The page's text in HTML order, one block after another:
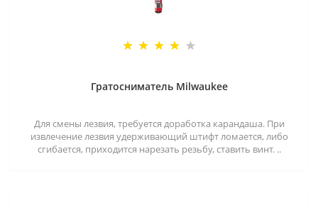
Гратосниматель Milwaukee
Для смены лезвия, требуется доработка карандаша. При
извлечение лезвия удерживающий штифт ломается, либо
сгибается, приходится нарезать резьбу, ставить винт. ..